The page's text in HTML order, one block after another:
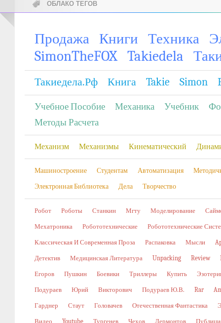
ОБЛАКО ТЕГОВ
Продажа Книги Техника
SimonTheFOX
Takiedela
Такиедела.рф Книга Takie Simon
Учебное Пособие Механика Учебник
Методы Расчета
Механизм Механизмы Кинематический
Машиностроение Студентам Автоматизация
Электронная Библиотека
Дела Творчество
Робот Роботы Станкин Мгту Моделирование
Мехатроника Робототехнические Робототехнические
Классическая И Современная Проза Распаковка Мысли
Детектив Медицинская Литература Unpacking Review
Егоров Пушкин Боевики Триллеры Купить
Подураев Юрий Викторович Подураев Ю.В. Rar
Гарднер Стаут Головачев Отечественная Фантастика
Видео Youtube Тургенев Чехов Лермонтов